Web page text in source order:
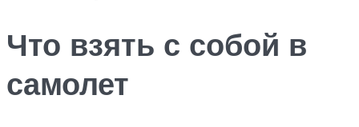
Что взять с собой в
самолет